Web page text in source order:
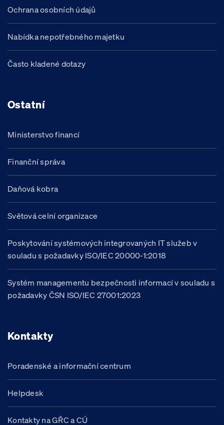
Ochrana osobních údajů
Nabídka nepotřebného majetku
Často kladené dotazy
Ostatní
Ministerstvo financí
Finanční správa
Daňová kobra
Světová celní organizace
Poskytování systémových integrovaných IT služeb v
souladu s požadavky ISO/IEC 20000-1:2018
Systém managementu bezpečnosti informací v souladu s
požadavky ČSN ISO/IEC 27001:2023
Kontakty
Poradenské a informační centrum
Helpdesk
Kontakty na GŘC a CÚ